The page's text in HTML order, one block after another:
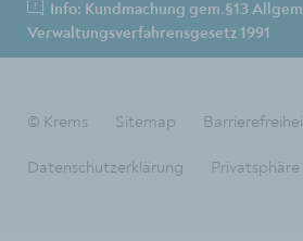
Info: Kundmachung gem.§13
Verwaltungsverfahrensgesetz 1991
© Krems Sitemap
Datenschutzerklärung